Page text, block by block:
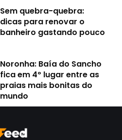
Sem quebra-quebra:
dicas para renovar o
banheiro gastando pouco
Noronha: Baía do Sancho
fica em 4º lugar entre as
praias mais bonitas do
mundo